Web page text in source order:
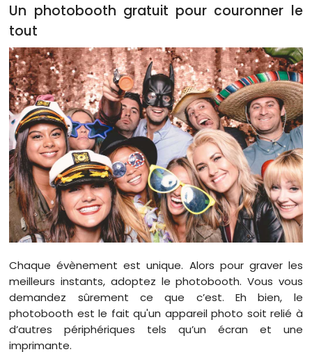
Un photobooth gratuit pour couronner le
tout
Chaque évènement est unique. Alors pour graver les
meilleurs instants, adoptez le photobooth. Vous vous
demandez sûrement ce que c’est. Eh bien, le
photobooth est le fait qu'un appareil photo soit relié à
d’autres périphériques tels qu’un écran et une
imprimante.